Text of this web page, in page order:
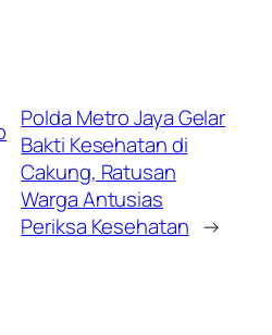
Polda Metro Jaya Gelar
Bakti Kesehatan di
Cakung, Ratusan
Warga Antusias
Periksa Kesehatan →